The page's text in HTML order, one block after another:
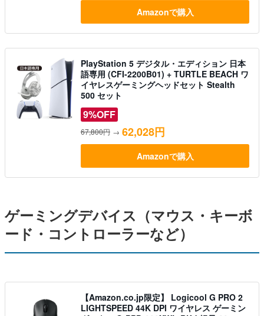
Amazonで購入
PlayStation 5 デジタル・エディション 日本
語専用 (CFI-2200B01) + TURTLE BEACH ワ
イヤレスゲーミングヘッドセット Stealth
500 セット
9%OFF
67,800円 → 62,028円
Amazonで購入
ゲーミングデバイス（マウス・キーボ
ード・コントローラーなど）
【Amazon.co.jp限定】 Logicool G PRO 2
LIGHTSPEED 44K DPI ワイヤレス ゲーミン